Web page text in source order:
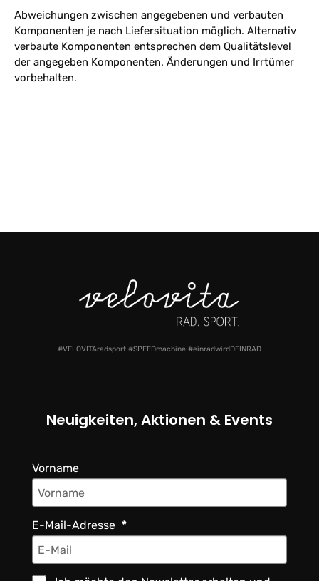
Abweichungen zwischen angegebenen und verbauten
Komponenten je nach Liefersituation möglich. Alternativ
verbaute Komponenten entsprechen dem Qualitätslevel
der angegeben Komponenten. Änderungen und Irrtümer
vorbehalten.
#VELOVITAradsport #SPEEDmachine #einradwirdDEINRAD
Neuigkeiten, Aktionen & Events
Vorname
E-Mail-Adresse